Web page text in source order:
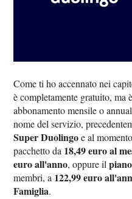
Come ti ho accennato nei
è completamente gratuito, ma
abbonamento mensile o
nome del servizio,
Super Duolingoe al
pacchetto da 18,49 euro al
euro all'anno, oppure il
membri, a 122,99 euro
Famiglia.